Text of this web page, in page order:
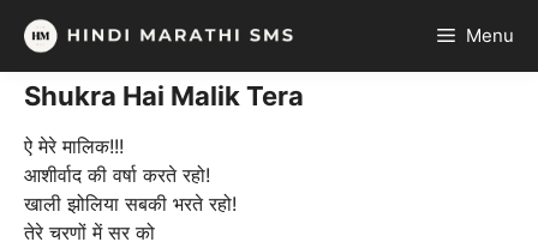
Skip
content
Menu
Shukra Hai Malik Tera
ऐ मेरे मालिक!!!
आशीर्वाद की वर्षा करते रहो!
खाली झोलिया सबकी भरते रहो!
तेरे चरणों में सर को